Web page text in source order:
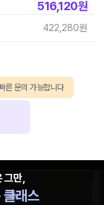
516,120원
422,280원
른 문의 가능합니다
그만,
래스